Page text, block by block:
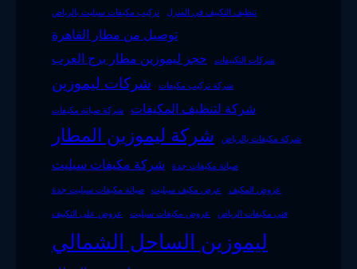
تركيب مكيفات سبليت بالرياض تنظيف التكييف في المنزل
توصيل من مطار القاهرة
حجز ليموزين مطار برج العرب
شركات التكييفات
شركات ليموزين شركة تركيب مكيفات
شركة صيانة مكيفات شركة لتنظيف المكيفات
شركة ليموزين المطار شركة مكيفات بالرياض
شركة مكيفات سبليت صيانة مكيفات جدة
صيانة مكيفات سبليت جدة عرض مكيف سبليت عروض المكيف
عروض على التكييف عروض مكيفات سبليت فني مكيفات الرياض
ليموزين الساحل الشمالي